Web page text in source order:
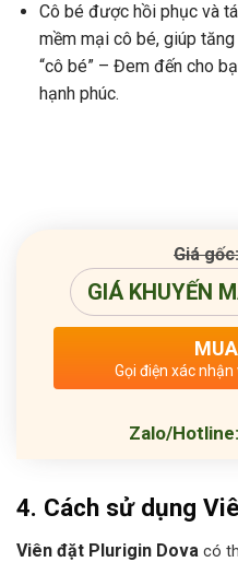
Cô bé được hồi phục và
mềm mại cô bé, giúp
“cô bé” – Đem đến cho
hạnh phúc.
Giá gốc:
GIÁ KHUYẾN
Gọi điện xác
Zalo/
4. Cách sử dụng
Viên đặt Plurigin Dova có